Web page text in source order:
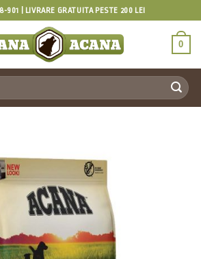
901 | LIVRARE GRATUITA PESTE 200 LEI
0